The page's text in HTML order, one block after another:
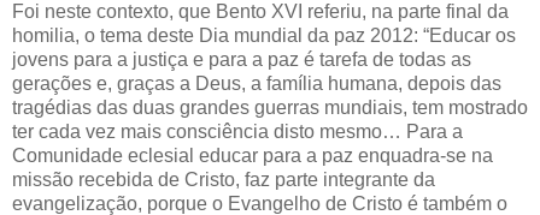
Foi neste contexto, que Bento XVI referiu, na parte final da
homilia, o tema deste Dia mundial da paz 2012: “Educar os
jovens para a justiça e para a paz é tarefa de todas as
gerações e, graças a Deus, a família humana, depois das
tragédias das duas grandes guerras mundiais, tem mostrado
ter cada vez mais consciência disto mesmo… Para a
Comunidade eclesial educar para a paz enquadra-se na
missão recebida de Cristo, faz parte integrante da
evangelização, porque o Evangelho de Cristo é também o